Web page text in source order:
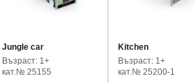
Jungle car
Възраст: 1+
кат.№ 25155
Kitchen
Възраст: 1+
кат.№ 25200-1